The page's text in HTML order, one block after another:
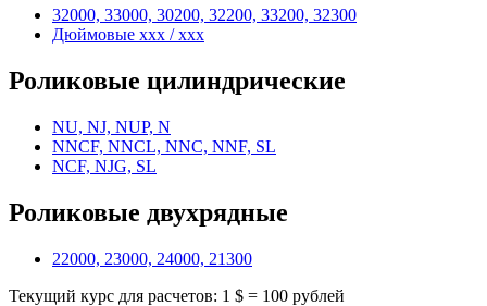
32000, 33000, 30200, 32200, 33200, 32300
Дюймовые xxx / xxx
Роликовые цилиндрические
NU, NJ, NUP, N
NNCF, NNCL, NNC, NNF, SL
NCF, NJG, SL
Роликовые двухрядные
22000, 23000, 24000, 21300
Текущий курс для расчетов: 1 $ = 100 рублей